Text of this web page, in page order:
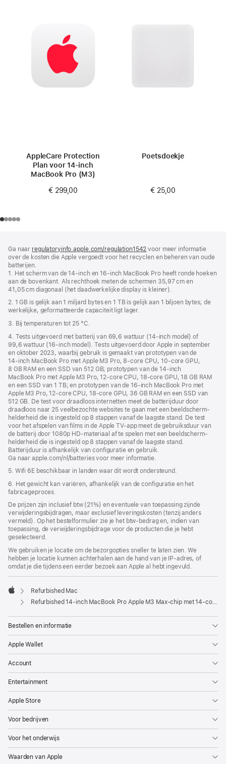
AppleCare Protection
Plan voor 14‑inch
MacBook Pro (M3)
€ 299,00
Poetsdoekje
€ 25,00
Ga naar regulatoryinfo.apple.com/regulation1542 (wordt
in
venster
geopend)
voor meer informatie
over de kosten die Apple vergoedt voor het recyclen en beheren van oude
batterijen.
1. Het scherm van de 14‑inch en 16‑inch MacBook Pro heeft ronde hoeken
aan de bovenkant. Als rechthoek meten de schermen 35,97 cm en
41,05 cm diagonaal (het daadwerkelijke display is kleiner).
2. 1 GB is gelijk aan 1 miljard bytes en 1 TB is gelijk aan 1 biljoen bytes; de
werkelijke, geformatteerde capaciteit ligt lager.
3. Bij temperaturen tot 25 °C.
4. Tests uitgevoerd met batterij van 69,6 wattuur (14‑inch model) of
99,6 wattuur (16‑inch model). Tests uitgevoerd door Apple in september
en oktober 2023, waarbij gebruik is gemaakt van prototypen van de
14‑inch MacBook Pro met Apple M3 Pro, 8‑core CPU, 10‑core GPU,
8 GB RAM en een SSD van 512 GB; prototypen van de 14‑inch
MacBook Pro met Apple M3 Pro, 12‑core CPU, 18‑core GPU, 18 GB RAM
en een SSD van 1 TB; en prototypen van de 16‑inch MacBook Pro met
Apple M3 Pro, 12‑core CPU, 18‑core GPU, 36 GB RAM en een SSD van
512 GB. De test voor draadloos internetten meet de batterijduur door
draadloos naar 25 veelbezochte websites te gaan met een beeldscherm­
helderheid die is ingesteld op 8 stappen vanaf de laagste stand. De test
voor het afspelen van films in de Apple TV-app meet de gebruiksduur van
de batterij door 1080p HD-materiaal af te spelen met een beeldscherm­
helderheid die is ingesteld op 8 stappen vanaf de laagste stand.
Batterijduur is afhankelijk van configuratie en gebruik.
Ga naar apple.com/nl/batteries voor meer informatie.
5. Wifi 6E beschikbaar in landen waar dit wordt ondersteund.
6. Het gewicht kan variëren, afhankelijk van de configuratie en het
fabricageproces.
De prijzen zijn inclusief btw (21%) en eventuele van toepassing zijnde
verwijderingsbijdragen, maar exclusief leveringskosten (tenzij anders
vermeld). Op het bestelformulier zie je het btw-bedrag en, indien van
toepassing, de verwijderingsbijdrage voor de producten die je hebt
geselecteerd.
We gebruiken je locatie om de bezorgopties sneller te laten zien. We
hebben je locatie kunnen achterhalen aan de hand van je IP-adres, of
omdat je die tijdens een eerder bezoek aan Apple al hebt ingevuld.
Apple
Refurbished Mac
Refurbished 14‑inch MacBook Pro Apple M3 Max-chip met 14‑core CPU en 30‑core GPU - Spacezwart
Bestellen en informatie
Apple Wallet
Account
Entertainment
Apple Store
Voor bedrijven
Voor het onderwijs
Waarden van Apple